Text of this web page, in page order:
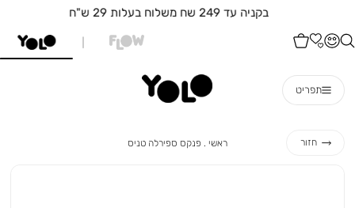
בקניה עד 249 שח משלוח בעלות 29 ש"ח
תפריט
חזור ראשי ראשי
פנקס ספירלה טניס